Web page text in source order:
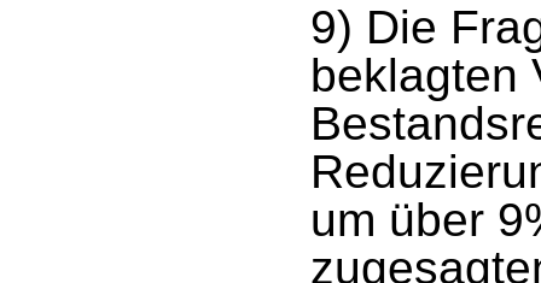
9) Die
beklagten
um über